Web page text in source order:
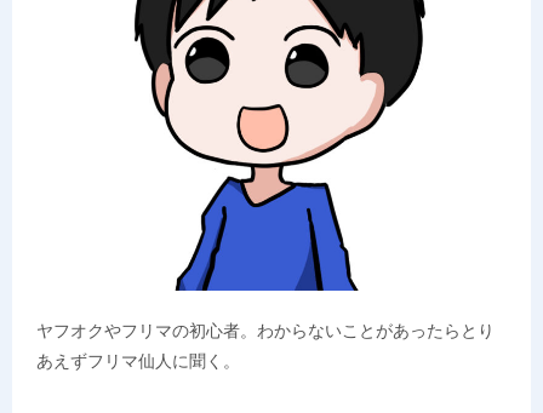
ヤフオクやフリマの初心者。わからないことがあったらとり
あえずフリマ仙人に聞く。